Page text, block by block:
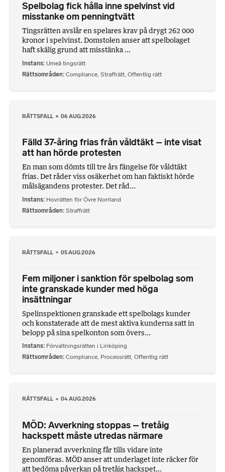
Spelbolag fick hålla inne spelvinst vid
misstanke om penningtvätt
Tingsrätten avslår en spelares krav på drygt 262 000
kronor i spelvinst. Domstolen anser att spelbolaget
haft skälig grund att misstänka ...
Instans Umeå tingsrätt
Rättsområden Compliance Straffrätt Offentlig rätt
RÄTTSFALL 06 AUG 2026
Fälld 37-åring frias från våldtäkt – inte visat
att han hörde protesten
En man som dömts till tre års fängelse för våldtäkt
frias. Det råder viss osäkerhet om han faktiskt hörde
målsägandens protester. Det råd...
Instans Hovrätten för Övre Norrland
Rättsområden Straffrätt
RÄTTSFALL 05 AUG 2026
Fem miljoner i sanktion för spelbolag som
inte granskade kunder med höga
insättningar
Spelinspektionen granskade ett spelbolags kunder
och konstaterade att de mest aktiva kunderna satt in
belopp på sina spelkonton som övers...
Instans Förvaltningsrätten i Linköping
Rättsområden Compliance, Processrätt, Offentlig rätt
RÄTTSFALL 04 AUG 2026
MÖD: Avverkning stoppas – tretåig
hackspett måste utredas närmare
En planerad avverkning får tills vidare inte
genomföras. MÖD anser att underlaget inte räcker för
att bedöma påverkan på tretåig hackspet...